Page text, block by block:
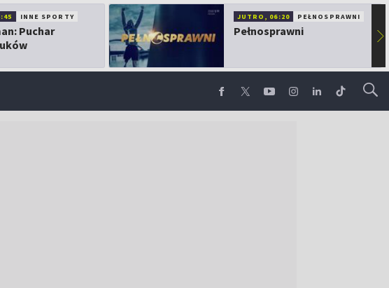
INNE SPORTY
Puchar
JUTRO, 06:20 PEŁNOSPRAWNI
Pełnosprawni ▶